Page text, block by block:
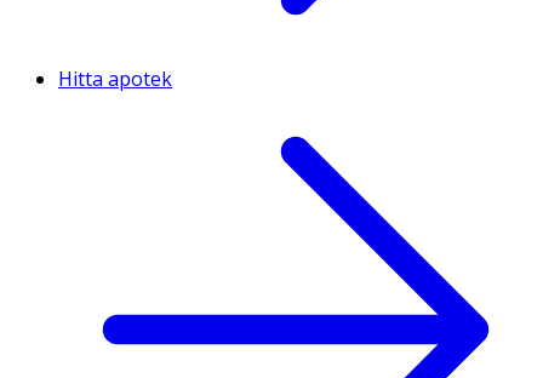
Hitta apotek